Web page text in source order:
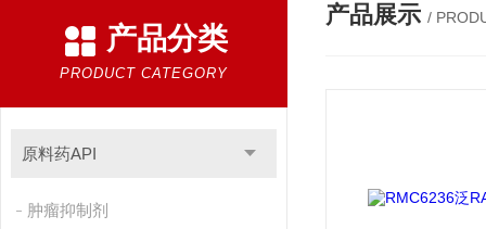
产品分类
PRODUCT CATEGORY
原料药API
肿瘤抑制剂
产品展示 /